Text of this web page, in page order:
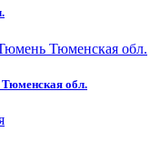
обл.